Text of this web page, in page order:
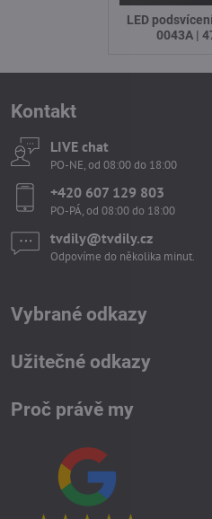
LED
0043A |
Kontakt
LIVE chat
PO-NE, od 08:00 do 18:00
+420 607 129 803
PO-PÁ, od 08:00 do 18:00
tvdily​@tvdily​.cz
Odpovíme do několika minut.
Vybrané odkazy
Užitečné odkazy
Proč právě my